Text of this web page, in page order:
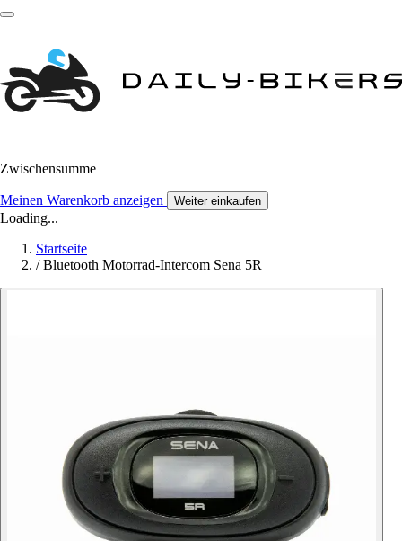
Zwischensumme
Meinen Warenkorb anzeigen Weiter einkaufen
Loading...
Startseite
/ Bluetooth Motorrad-Intercom Sena 5R